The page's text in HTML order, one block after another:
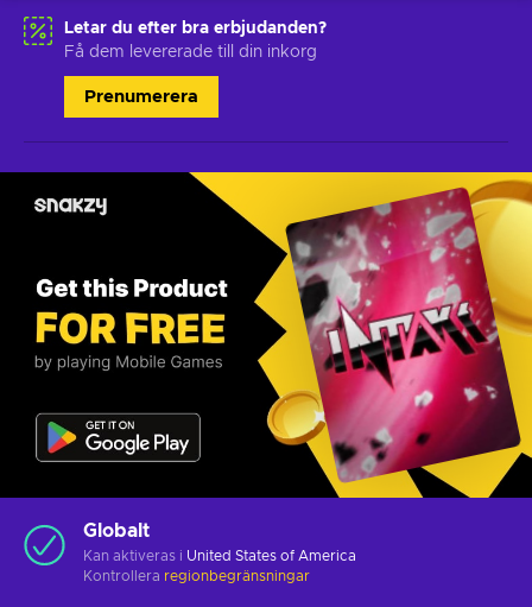
Letar du efter bra erbjudanden?
Få dem levererade till din inkorg
Prenumerera
Globalt
Kan aktiveras i United States of America
Kontrollera regionbegränsningar